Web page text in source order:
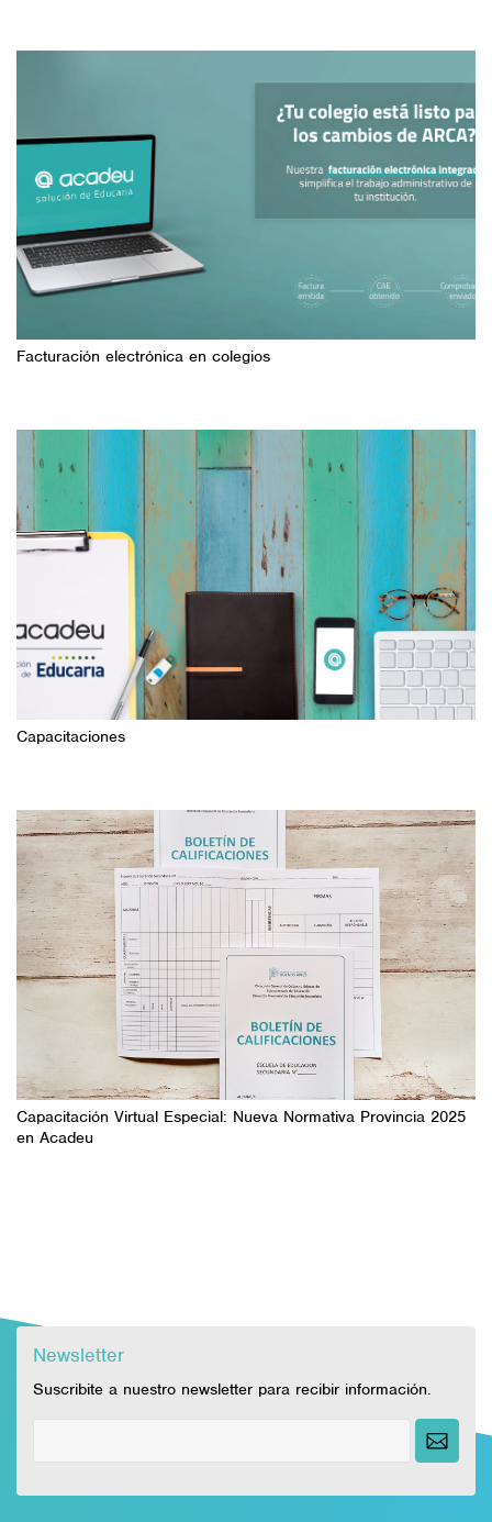
Facturación electrónica en colegios
Capacitaciones
Capacitación Virtual Especial: Nueva Normativa Provincia 2025
en Acadeu
Newsletter
Suscribite a nuestro newsletter para recibir información.